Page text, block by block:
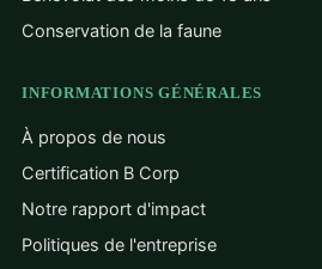
Conservation de la faune
INFORMATIONS GÉNÉRALES
À propos de nous
Certification B Corp
Notre rapport d'impact
Politiques de l'entreprise